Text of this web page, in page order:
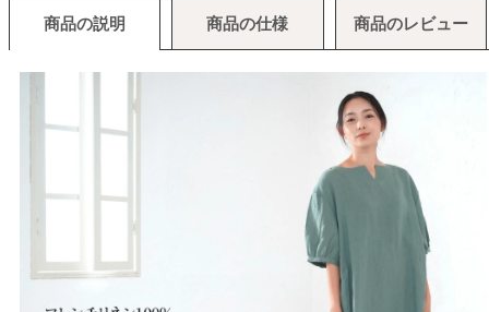
商品の説明 商品の仕様 商品のレビュー